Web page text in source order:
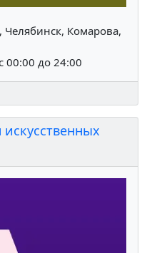
Челябинск, Комарова,
00:00 до 24:00